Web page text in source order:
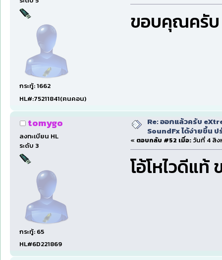
กระทู้: 1662
HL#:75211841(ฅนคอน)
ขอบคุณครับ
tomygo
ลงทะเบียน HL
ระดับ 3
กระทู้: 65
HL#6D221869
Re: ออกแล้วครับ
SoundFx ได้ง่ายขึ้น
« ตอบกลับ #52 เมื่อ: วันที่ 4 สิง
โอ้โหไวดีแ